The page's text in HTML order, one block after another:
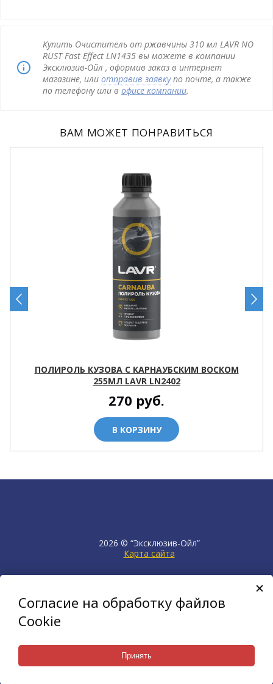
Купить Очиститель от ржавчины 310 мл LAVR NO
RUST Fast Effect LN1435 вы можете в компании
Эксклюзив-Ойл , оформив заказ в интернет
магазине, или отправив заявкупо почте, а также
по телефону или в офисе компании.
ВАМ МОЖЕТ ПОНРАВИТЬСЯ
ПОЛИРОЛЬ КУЗОВА С КАРНАУБСКИМ ВОСКОМ
255МЛ LAVR LN2402
270 руб.
В КОРЗИНУ
2026 © “Эксклюзив-Ойл”
Карта сайта
продвижение сайта НЕТКАМ
создан на платформе
KORZILLA
Согласие на обработку файлов
Cookie
Принять